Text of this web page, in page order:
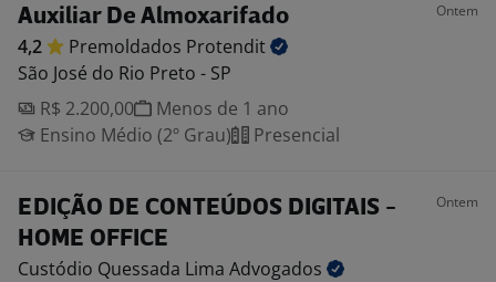
Auxiliar De Almoxarifado Ontem
4,2 Premoldados Protendit
São José do Rio Preto - SP
R$ 2.200,00
Menos de 1 ano
Ensino Médio (2º Grau)
Presencial
EDIÇÃO DE CONTEÚDOS DIGITAIS -
HOME OFFICE
Ontem
Custódio Quessada Lima Advogados